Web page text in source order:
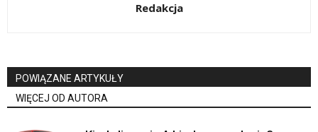
Redakcja
POWIĄZANE ARTYKUŁY
WIĘCEJ OD AUTORA